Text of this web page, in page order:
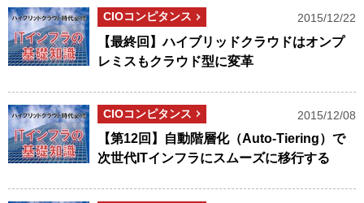
CIOコンピタンス 2015/12/22
【最終回】ハイブリッドクラウドはオンプ
レミスもクラウド型に変革
CIOコンピタンス 2015/12/08
【第12回】自動階層化（Auto-Tiering）で
次世代ITインフラにスムーズに移行する